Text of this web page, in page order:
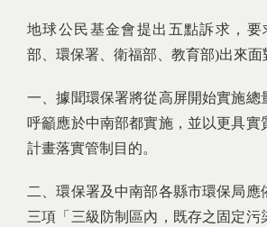
地球公民基金會提出五點訴求，要
部、環保署、衛福部、教育部)出來面
一、據聞環保署將從高屏開始實施總
呼籲應於中南部都實施，並以更具實
計畫落實管制目的。
二、環保署及中南部各縣市環保局應
三項「三級防制區內，既存之固定污